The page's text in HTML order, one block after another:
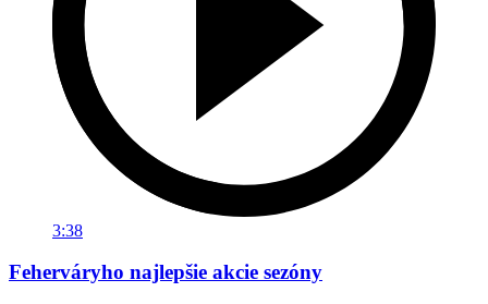
3:38
Feherváryho najlepšie akcie sezóny